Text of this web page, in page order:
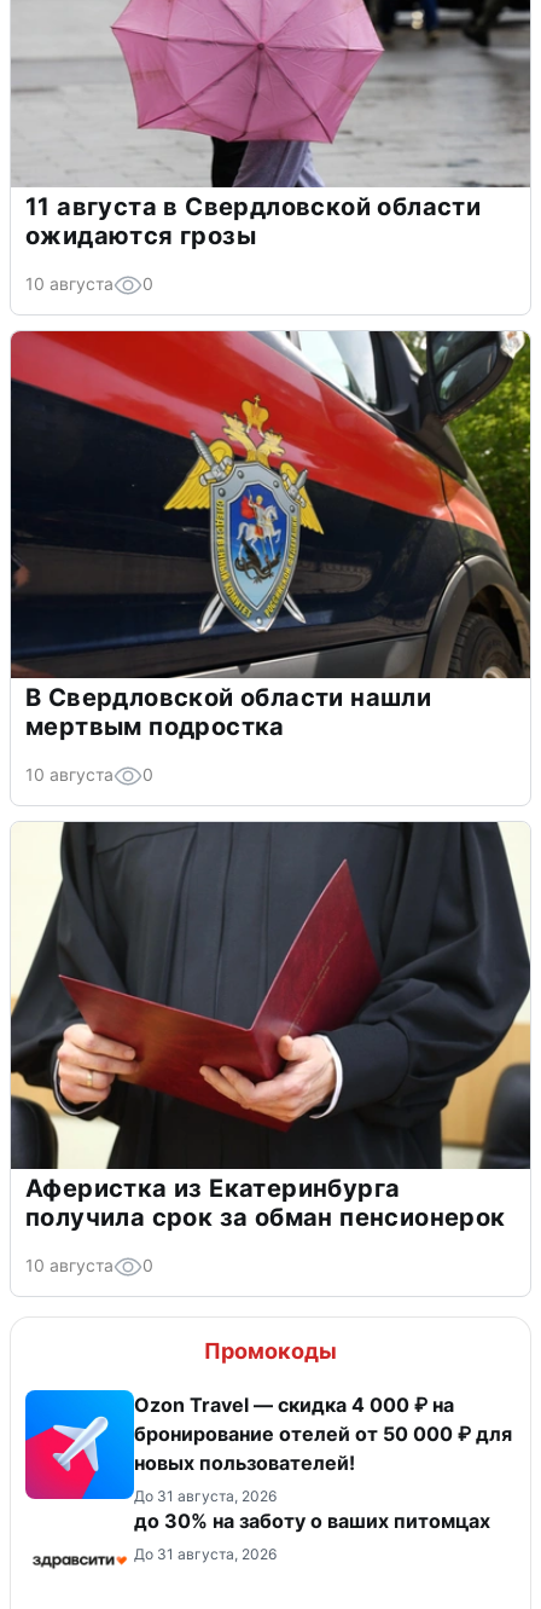
11 августа в Свердловской области
ожидаются грозы
10 августа 0
В Свердловской области нашли
мертвым подростка
10 августа 0
Аферистка из Екатеринбурга
получила срок за обман пенсионерок
10 августа 0
Промокоды
Ozon Travel — скидка 4 000 ₽ на
бронирование отелей от 50 000 ₽ для
новых пользователей!
До 31 августа, 2026
до 30% на заботу о ваших питомцах
До 31 августа, 2026